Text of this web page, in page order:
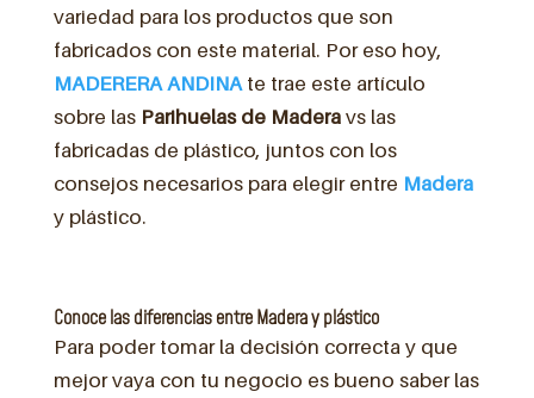
variedad para los productos que son
fabricados con este material. Por eso hoy,
MADERERA ANDINA te trae este artículo
sobre las Parihuelas de Madera vs las
fabricadas de plástico, juntos con los
consejos necesarios para elegir entre Madera
y plástico.
Conoce las diferencias entre Madera y plástico
Para poder tomar la decisión correcta y que
mejor vaya con tu negocio es bueno saber las